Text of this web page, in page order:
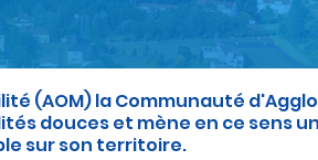
(AOM) la Communauté
douces et mène en ce sens
sur son territoire.